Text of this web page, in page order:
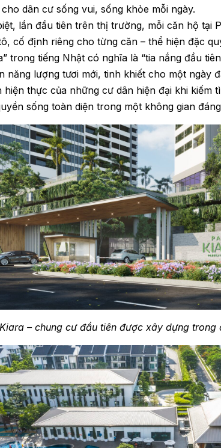
dân cư sống vui, sống khỏe mỗi ngày.
lần đầu tiên trên thị trường, mỗi căn hộ tại
cố định riêng cho từng căn – thể hiện đặc
trong tiếng Nhật có nghĩa là “tia nắng đầu
năng lượng tươi mới, tinh khiết cho một ngày
hiện thực của những cư dân hiện đại khi kiếm
sống toàn diện trong một không gian
– chung cư đầu tiên được xây dựng